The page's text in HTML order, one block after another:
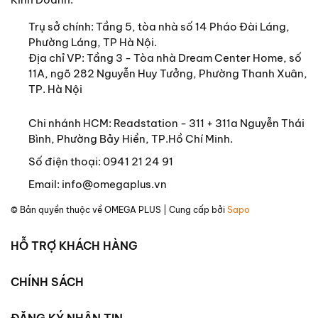
Bên cạnh những điều mô tả tường tận và xác
đáng mắt thấy tai nghe về con người, văn hóa,
phong tục tập quán, lịch sử, địa lý, hoạt động kinh
tế… vùng đất Nam kỳ; những nhận xét về làng
báo, nghề xuất bản, chuyện hợp quần, họa Chệt
thời sự.
Bìa của cuốn sách dùng họa đồ toàn cảnh Sài Gòn
Cuốn sách dành cho các bạn độc giả yêu thích
tìm hiểu về Sài Gòn xưa, Văn hóa - lịch sử vùng
miền, độc giả phổ thông.
Plus.
THÔNG TIN TÁC GIẢ
Trụ sở chính: Tầng 5, tòa nhà số 14 Pháo Đài Láng,
Phường Láng, TP Hà Nội.
Địa chỉ VP: Tầng 3 - Tòa nhà Dream Center Home, số
11A, ngõ 282 Nguyễn Huy Tưởng, Phường Thanh Xuân,
TP. Hà Nội
Chi nhánh HCM: Readstation - 311 + 311a Nguyễn Thái
Bình, Phường Bảy Hiền, TP.Hồ Chí Minh.
Số điện thoại: 0941 21 24 91
Email: info@omegaplus.vn
© Bản quyền thuộc về OMEGA PLUS | Cung cấp bởi Sapo
HỖ TRỢ KHÁCH HÀNG
CHÍNH SÁCH